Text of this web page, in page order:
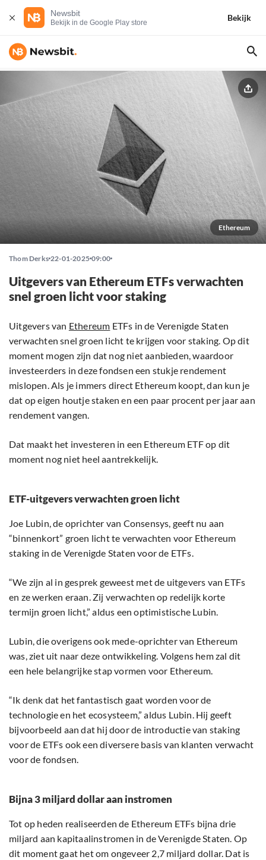
Newsbit
Bekijk in de Google Play store
Bekijk
Ethereum
Thom Derks 22-01-2025 09:00
Uitgevers van Ethereum ETFs verwachten
snel groen licht voor staking
Uitgevers van Ethereum ETFs in de Verenigde Staten
verwachten snel groen licht te krijgen voor staking. Op dit
moment mogen zijn dat nog niet aanbieden, waardoor
investeerders in deze fondsen een stukje rendement
mislopen. Als je immers direct Ethereum koopt, dan kun je
dat op eigen houtje staken en een paar procent per jaar aan
rendement vangen.
Dat maakt het investeren in een Ethereum ETF op dit
moment nog niet heel aantrekkelijk.
ETF-uitgevers verwachten groen licht
Joe Lubin, de oprichter van Consensys, geeft nu aan
“binnenkort” groen licht te verwachten voor Ethereum
staking in de Verenigde Staten voor de ETFs.
“We zijn al in gesprek geweest met de uitgevers van ETFs
en ze werken eraan. Zij verwachten op redelijk korte
termijn groen licht,” aldus een optimistische Lubin.
Lubin, die overigens ook mede-oprichter van Ethereum
was, ziet uit naar deze ontwikkeling. Volgens hem zal dit
een hele belangrijke stap vormen voor Ethereum.
“Ik denk dat het fantastisch gaat worden voor de
technologie en het ecosysteem,” aldus Lubin. Hij geeft
bijvoorbeeld aan dat hij door de introductie van staking
voor de ETFs ook een diversere basis van klanten verwacht
voor de fondsen.
Bijna 3 miljard dollar aan instromen
Tot op heden realiseerden de Ethereum ETFs bijna drie
miljard aan kapitaalinstromen in de Verenigde Staten. Op
dit moment gaat het om ongeveer 2,7 miljard dollar. Dat is